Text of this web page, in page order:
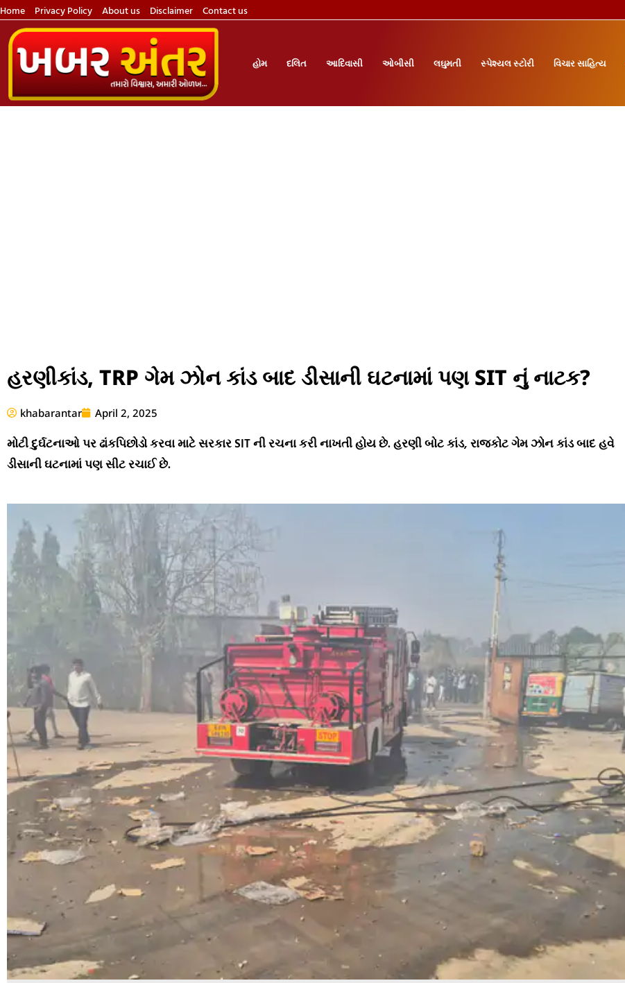
Home Privacy Policy About us Disclaimer Contact us
હોમ દલિત આદિવાસી ઓબીસી લઘુમતી સ્પેશ્યલ સ્ટોરી વિચાર સાહિત્ય
હરણીકાંડ, TRP ગેમ ઝોન કાંડ બાદ ડીસાની ઘટનામાં પણ SIT નું નાટક?
khabarantar April 2, 2025
મોટી દુર્ઘટનાઓ પર ઢાંકપિછોડો કરવા માટે સરકાર SIT ની રચના કરી નાખતી હોય છે. હરણી બોટ કાંડ, રાજકોટ ગેમ ઝોન કાંડ બાદ હવે
ડીસાની ઘટનામાં પણ સીટ રચાઈ છે.